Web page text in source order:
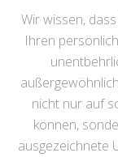
Wir wissen,
Ihren
nicht nur auf
können,
ausgezeichnete